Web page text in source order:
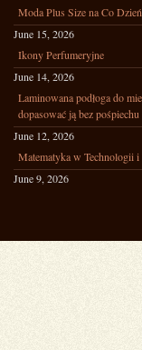
Moda Plus Size na Co Dzień
June 15, 2026
Ikony Perfumeryjne
June 14, 2026
Laminowana podłoga do
dopasować ją bez pośpiechu
June 12, 2026
Matematyka w Technologii i
June 9, 2026